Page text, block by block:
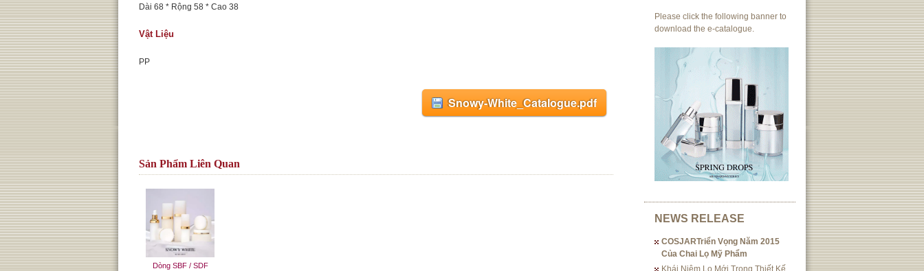
Dài 68 * Rộng 58 * Cao 38
Vật Liệu
PP
Snowy-White_Catalogue.pdf
Sản Phẩm Liên Quan
Dòng SBF / SDF
Please click the following banner to
download the e-catalogue.
NEWS RELEASE
COSJARTriển Vọng Năm 2015
Của Chai Lọ Mỹ Phẩm
Khái Niệm Lọ Mới Trong Thiết Kế